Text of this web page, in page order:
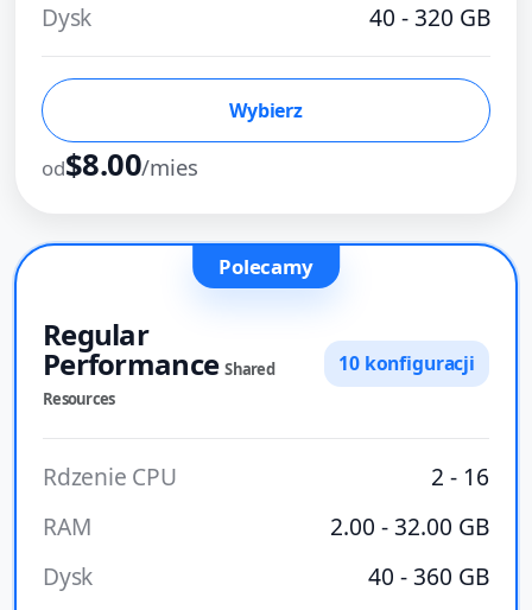
Dysk
40 - 320 GB
Wybierz
od$8.00/mies
Polecamy
Regular
PerformanceShared
Resources
10 konfiguracji
Rdzenie CPU
2 - 16
RAM
2.00 - 32.00 GB
Dysk
40 - 360 GB